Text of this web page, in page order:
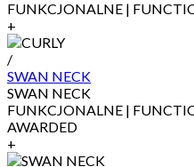
FUNKCJONALNE |
+
/
SWAN NECK
SWAN NECK
FUNKCJONALNE |
AWARDED
+